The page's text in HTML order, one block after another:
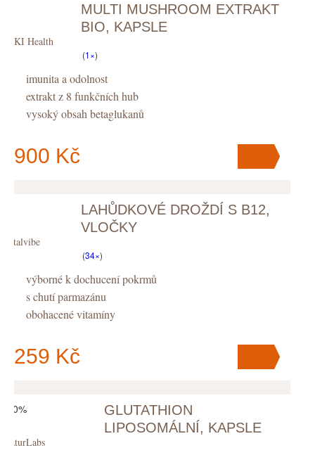
V košíku máte ks .
MULTI MUSHROOM EXTRAKT
BIO, KAPSLE
KIKI Health
(1×)
imunita a odolnost
extrakt z 8 funkčních hub
vysoký obsah betaglukanů
900 Kč
V košíku máteks.
LAHŮDKOVÉ DROŽDÍ S B12,
VLOČKY
Vitalvibe
(34×)
výborné k dochucení pokrmů
s chutí parmazánu
obohacené vitamíny
259 Kč
máteks.
-10%
GLUTATHION
LIPOSOMÁLNÍ, KAPSLE
NaturLabs